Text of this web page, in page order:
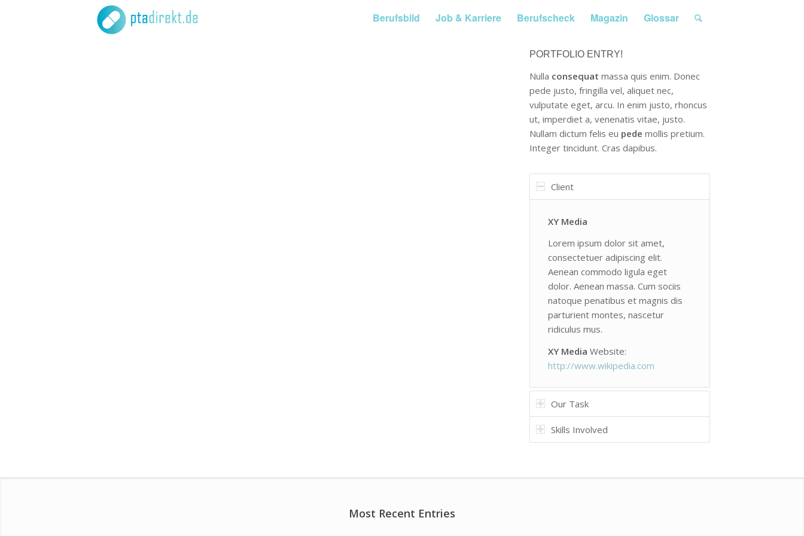
Berufsbild Job & Karriere Berufscheck Magazin Glossar
PORTFOLIO ENTRY!
Nulla consequat massa quis enim. Donec
pede justo, fringilla vel, aliquet nec,
vulputate eget, arcu. In enim justo, rhoncus
ut, imperdiet a, venenatis vitae, justo.
Nullam dictum felis eu pede mollis pretium.
Integer tincidunt. Cras dapibus.
Client
XY Media
Lorem ipsum dolor sit amet,
consectetuer adipiscing elit.
Aenean commodo ligula eget
dolor. Aenean massa. Cum sociis
natoque penatibus et magnis dis
parturient montes, nascetur
ridiculus mus.
XY Media Website:
http://www.wikipedia.com
Our Task
Skills Involved
Most Recent Entries